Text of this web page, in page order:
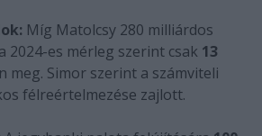
Míg Matolcsy 280 milliárdos
2024-es mérleg szerint csak 13
meg. Simor szerint a számviteli
félreértelmezése zajlott.